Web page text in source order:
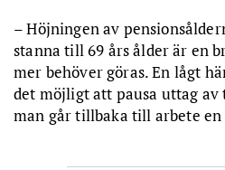
– Höjningen av
stanna till 69 års ålder är en
mer behöver göras. En lågt
det möjligt att pausa uttag av
man går tillbaka till arbete